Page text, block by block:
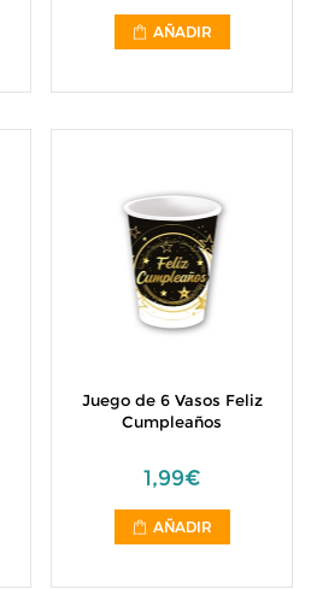
AÑADIR
Juego de 6 Vasos Feliz
Cumpleaños
1,99€
AÑADIR